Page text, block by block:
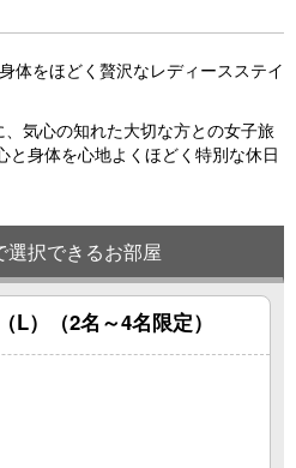
体をほどく贅沢なレディースステイ
気心の知れた大切な方との女子旅
と身体を心地よくほどく特別な休日
選択できるお部屋
L）（2名～4名限定）